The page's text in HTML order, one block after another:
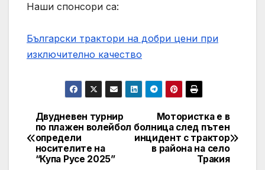
Наши спонсори са:
Български трактори на добри цени при
изключително качество
Post
navigation
Мотористка е в
болница след пътен
инцидент с трактор
в района на село
Тракия
Двудневен турнир
по плажен волейбол
определи
носителите на
“Купа Русе 2025”